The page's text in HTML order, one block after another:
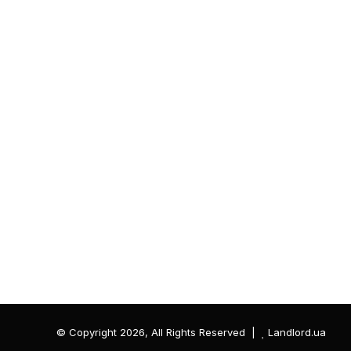
© Copyright 2026, All Rights Reserved | Landlord.ua